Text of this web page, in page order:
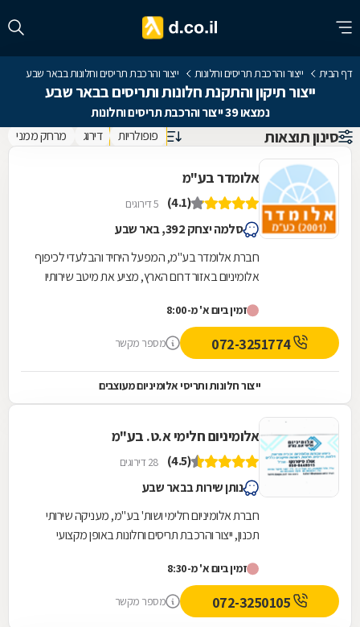
דף הבית ייצור והרכבת תריסים וחלונות ייצור והרכבת תריסים וחלונות בבאר שבע
ייצור תיקון והתקנת חלונות ותריסים בבאר שבע
נמצאו 39 ייצור והרכבת תריסים וחלונות
סינון תוצאות פופולריות דירוג מרחק ממני
אלומדר בע"מ
(4.1) 5 דירוגים
סלמה יצחק 392, באר שבע
חברת אלומדר בע"מ, המפעל היחיד והבלעדי לכיפוף
אלומיניום באזור דרום הארץ, מציע את מיטב שירותיו
זמין ביום א' מ-8:00
072-3251774 מספר מקשר
ייצור חלונות ותריסי אלומיניום מעוצבים
אלומיניום חלימי א.ט. בע"מ
(4.5) 28 דירוגים
נותן שירות בבאר שבע
חברת אלומיניום חלימי ושות' בע"מ, מעניקה שירותי
תכנון, ייצור והרכבת תריסים וחלונות באופן מקצועי
זמין ביום א' מ-8:30
מספר מקשר